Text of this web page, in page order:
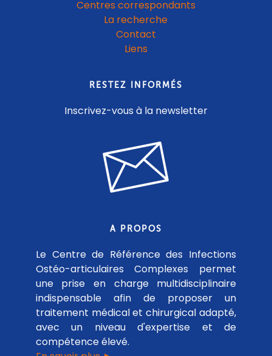
Centres correspondants
La recherche
Contact
Liens
RESTEZ INFORMÉS
Inscrivez-vous à la newsletter
A PROPOS
Le Centre de Référence des Infections
Ostéo-articulaires Complexes permet
une prise en charge multidisciplinaire
indispensable afin de proposer un
traitement médical et chirurgical adapté,
avec un niveau d'expertise et de
compétence élevé.